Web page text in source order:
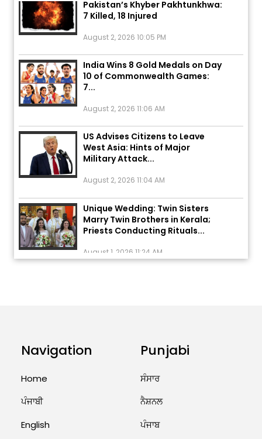
7 Killed, 18 Injured
India Wins 8 Gold Medals on Day
10 of Commonwealth Games:
7...
US Advises Citizens to Leave
West Asia: Hints of Major
Military Attack...
Unique Wedding: Twin Sisters
Marry Twin Brothers in Kerala;
Priests Conducting Rituals...
7 Killed, 18 Injured
August 2, 2026 10:05 PM
India Wins 8 Gold Medals on Day
Navigation
Home
ਪੰਜਾਬੀ
English
Punjabi
ਸੰਸਾਰ
ਨੈਸ਼ਨਲ
ਪੰਜਾਬ